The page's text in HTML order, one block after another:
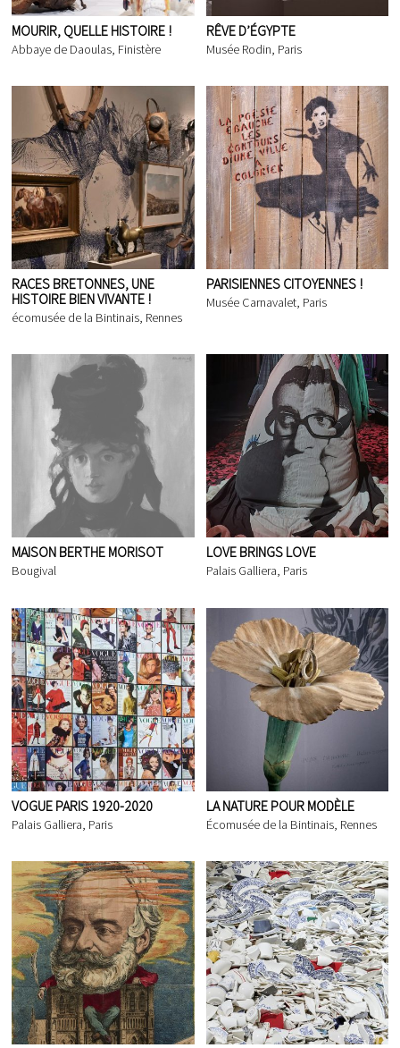
MOURIR, QUELLE HISTOIRE !
Abbaye de Daoulas, Finistère
RÊVE D’ÉGYPTE
Musée Rodin, Paris
RACES BRETONNES, UNE
HISTOIRE BIEN VIVANTE !
écomusée de la Bintinais, Rennes
PARISIENNES CITOYENNES !
Musée Carnavalet, Paris
MAISON BERTHE MORISOT
Bougival
LOVE BRINGS LOVE
Palais Galliera, Paris
VOGUE PARIS 1920-2020
Palais Galliera, Paris
LA NATURE POUR MODÈLE
Écomusée de la Bintinais, Rennes